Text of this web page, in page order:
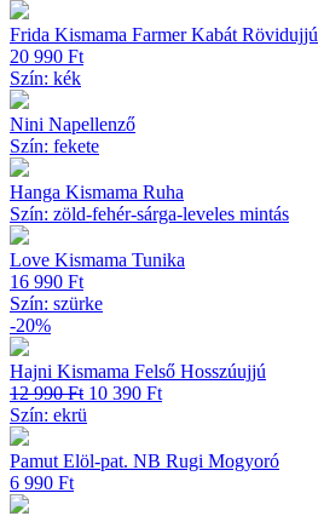
Frida Kismama Farmer Kabát Rövidujjú
20 990 Ft
Szín: kék
Nini Napellenző
Szín: fekete
Hanga Kismama Ruha
Szín: zöld-fehér-sárga-leveles mintás
Love Kismama Tunika
16 990 Ft
Szín: szürke
-20%
Hajni Kismama Felső Hosszúujjú
12 990Ft Original
12 990 Ft.
10 390 FtCurrent
10 390 Ft.
Szín: ekrü
Pamut Elöl-pat. NB Rugi Mogyoró
6 990 Ft